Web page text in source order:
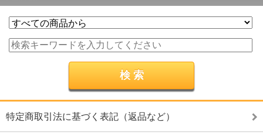
特定商取引法に基づく表記（返品など）